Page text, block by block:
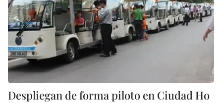
Despliegan de forma piloto en Ciudad Ho